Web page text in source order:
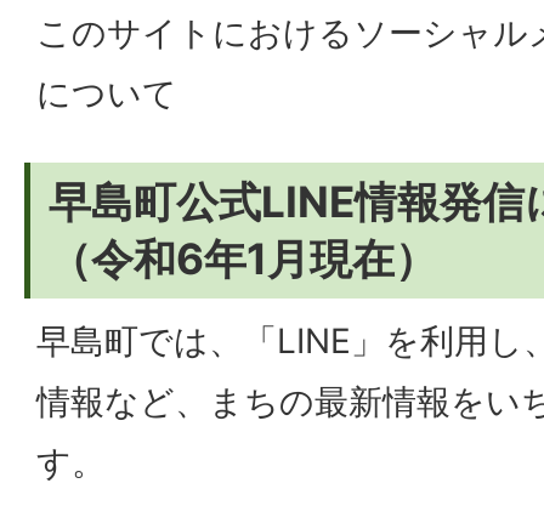
このサイトにおけるソーシャル
について
早島町公式LINE情報発信
（令和6年1月現在）
早島町では、「LINE」を利用し
情報など、まちの最新情報をい
す。